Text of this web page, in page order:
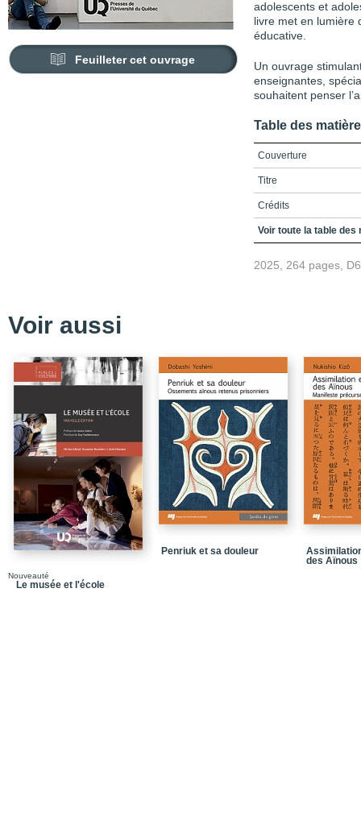
Feuilleter cet ouvrage
adolescents et
livre met en lumière
éducative.
Un ouvrage
enseignantes,
souhaitent penser
Table des
Couverture
Titre
Crédits
Remerciements
Liste des sigles et
Introduction -
transmission
Bibliographie
Chapitre 1 - La
Bibliographie
Chapitre 2 - La place
Bibliographie
1983)
Voir toute la table des
2025, 264 pages,
Voir aussi
Nouveauté
Le musée et l'école
Penriuk et sa douleur
des Aïnous